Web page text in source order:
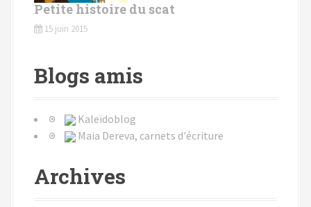
Petite histoire du scat
15 juin 2015
Blogs amis
Kaleïdoblog
Maia Dereva, carnets d'écriture
Archives